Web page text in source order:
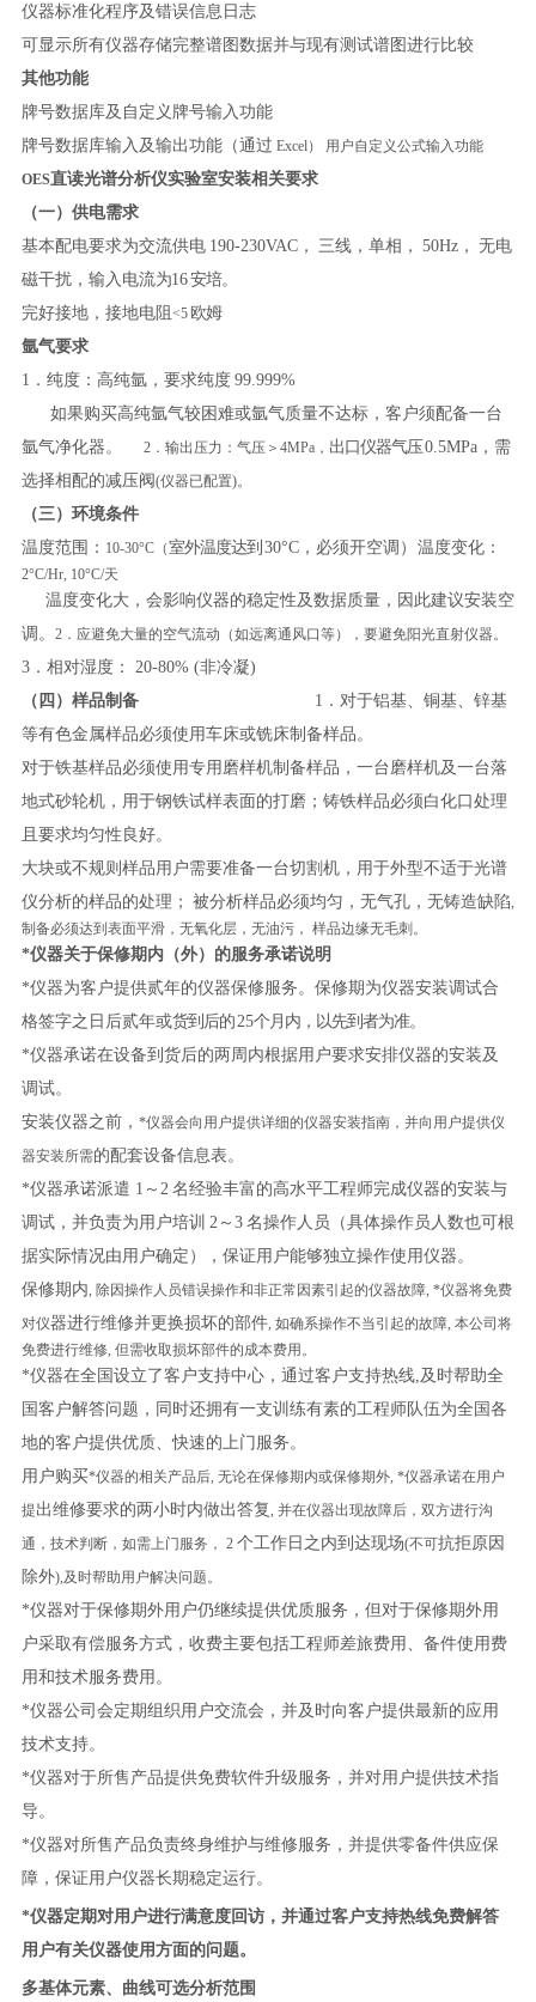
仪器标准化程序及错误信息日志
可显示所有仪器存储完整谱图数据并与现有测试谱图进行比较
其他功能
牌号数据库及自定义牌号输入功能
牌号数据库输入及输出功能（通过 Excel） 用户自定义公式输入功能
OES直读光谱分析仪实验室安装相关要求
（一）供电需求
基本配电要求为交流供电 190-230VAC， 三线，单相， 50Hz， 无电
磁干扰，输入电流为16安培。
完好接地，接地电阻<5 欧姆
氩气要求
1． 纯度：高纯氩，要求纯度 99.999%
如果购买高纯氩气较困难或氩气质量不达标，客户须配备一台
氩气净化器。
2．输出压力：气压＞4MPa， 出口仪器气压0.5MPa， 需
选择相配的减压阀(仪器已配置)。
（三）环境条件
温度范围： 10-30°C（室外温度达到 30°C，必须开空调 ） 温度变化：
2°C/Hr, 10°C/天
温度变化大，会影响仪器的稳定性及数据质量，因此建议安装空
调。 2．应避免大量的空气流动（如远离通风口等），要避免阳光直射仪器。
3．相对湿度： 20-80% (非冷凝)
（四）样品制备
1． 对于铝基、铜基、锌基
等有色金属样品必须使用车床或铣床制备样品。
对于铁基样品必须使用专用磨样机制备样品，一台磨样机及一台落
地式砂轮机，用于钢铁试样表面的打磨；铸铁样品必须白化口处理
且要求均匀性良好。
大块或不规则样品用户需要准备一台切割机，用于外型不适于光谱
仪分析的样品的处理； 被分析样品必须均匀，无气孔，无铸造缺陷
制备必须达到表面平滑，无氧化层，无油污， 样品边缘无毛刺。
*仪器关于保修期内（外）的服务承诺说明
*仪器为客户提供贰年的仪器保修服务。保修期为仪器安装调试合
格签字之日后贰年或货到后的 25个月内，以先到者为准。
*仪器承诺在设备到货后的两周内根据用户要求安排仪器的安装及
调试。
安装仪器之前， *仪器会向用户提供详细的仪器安装指南，并向用户提供仪
器安装所需的配套设备信息表。
*仪器承诺派遣 1～2 名经验丰富的高水平工程师完成仪器的安装与
调试，并负责为用户培训 2～3 名操作人员 （具体操作员人数也可根
据实际情况由用户确定）， 保证用户能够独立操作使用仪器。
保修期内 , 除因操作人员错误操作和非正常因素引起的仪器故障, *仪器将免费
对仪器进行维修并更换损坏的部件, 如确系操作不当引起的故障, 本公司将
免费进行维修, 但需收取损坏部件的成本费用。
*仪器在全国设立了客户支持中心，通过客户支持热线, 及时帮助全
国客 户解答问题，同时还拥有一支训练有素的工程师队伍为全国各
地的客户提供优质、快速的 上门服务。
用户购买*仪器的相关产品后, 无论在保修期内或保修期外, *仪器承诺在用户
提出维修要求的两小时内做出答复 , 并在仪器出现故障后，双方进行沟
通，技术判断，如需上门服务， 2 个工作日之内到达现场(不可抗拒原因
除外),及时帮助用户解决问题。
*仪器对于保修期外用户仍继续提供优质服务，但对于保修期外用
户采取有偿服务方式，收费主要包括工程师差旅费用、备件使用费
用和技术服务费用。
*仪器公司会定期组织用户交流会，并及时向客户提供最新的应用
技术支持。
*仪器对于所售产品提供免费软件升级服务，并对用户提供技术指
导。
*仪器对所售产品负责终身维护与维修服务，并提供零备件供应保
障，保证用户仪器长期稳定运行。
*仪器定期对用户进行满意度回访，并通过客户支持热线免费解答
用户有关仪器使用方面的问题。
多基体元素、曲线可选分析范围